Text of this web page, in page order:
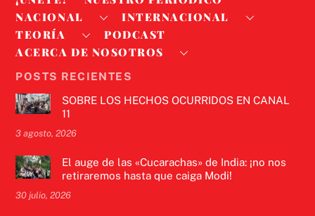
NACIONAL
INTERNACIONAL
TEORÍA
PODCAST
ACERCA DE NOSOTROS
POSTS RECIENTES
SOBRE LOS HECHOS OCURRIDOS EN CANAL
11
3 agosto, 2026
El auge de las «Cucarachas» de India: ¡no nos
retiraremos hasta que caiga Modi!
30 julio, 2026